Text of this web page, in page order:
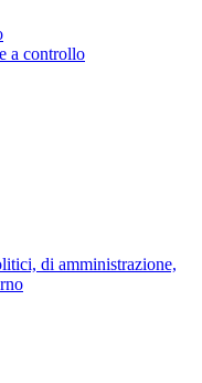
a controllo
di amministrazione,